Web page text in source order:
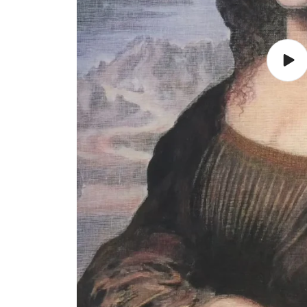
Lire